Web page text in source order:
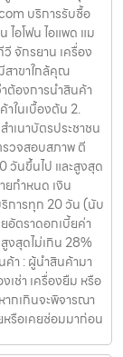
บริการรับซื้อ
ไอโฟน ไอแพด แม
จักรยาน เครื่อง
มีสาขาใกล้คุณ
ต้องการนำสินค้า
าในเบื้องต้น 2.
เนาบัตรประชาชน
รวจสอบสภาพ ตี
วันขึ้นไป และสูงสุด
กำหนด เงิน
การทุก 20 วัน (นับ
อัตราดอกเบี้ยค่า
งสุดไม่เกิน 28%
ค้า : ผู้นำสินค้ามา
เช่า เครื่องยืม หรือ
ากเกินจะพิจารณา
หรือเคยซ่อมมาก่อน